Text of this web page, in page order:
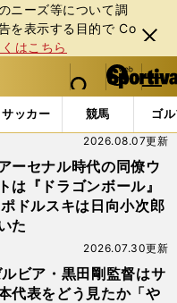
ニーズ等について調
を表⽰する⽬的で Co
はこちら
閉じ
る
web Sportiva (webスポルティーバ)
検索
マイペ
ー
ジ
メニュ
サッカー 競馬 ゴ
ーセナル時代の同僚ウ
は『ドラゴンボール』
ドルスキは日向小次郎
た
2026.08.07更新
ビア・黒田剛監督はサ
代表をどう見たか「や
2026.07.30更新